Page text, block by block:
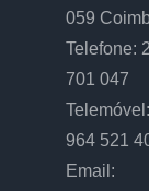
059
Telefone:
701 047
Telemóvel:
964 521
Email: